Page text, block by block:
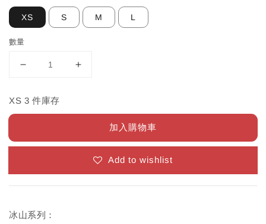
XS S M L
數量
XS 3 件庫存
加入購物車
Add to wishlist
冰山系列：